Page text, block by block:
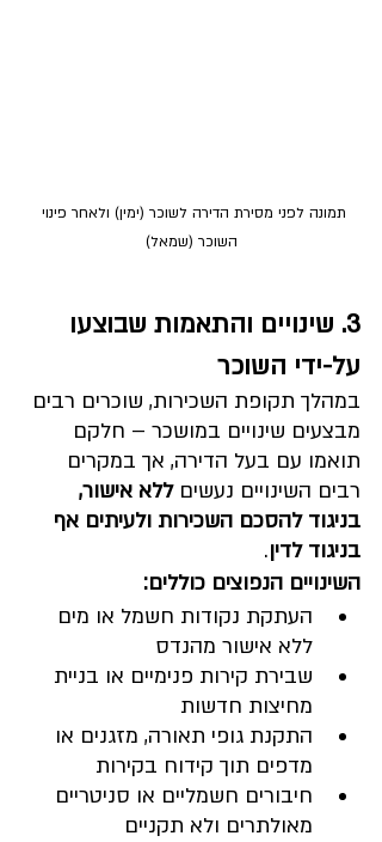
תמונה לפני מסירת הדירה לשוכר (ימין) ולאחר פינוי
השוכר (שמאל)
3. שינויים והתאמות שבוצעו
על-ידי השוכר
במהלך תקופת השכירות, שוכרים רבים
מבצעים שינויים במושכר – חלקם
תואמו עם בעל הדירה, אך במקרים
רבים השינויים נעשים ללא אישור,
בניגוד להסכם השכירות ולעיתים אף
בניגוד לדין.
השינויים הנפוצים כוללים:
העתקת נקודות חשמל או מים
ללא אישור מהנדס
שבירת קירות פנימיים או בניית
מחיצות חדשות
התקנת גופי תאורה, מזגנים או
מדפים תוך קידוח בקירות
חיבורים חשמליים או סניטריים
מאולתרים ולא תקניים